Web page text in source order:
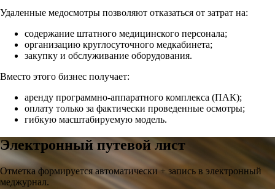
Удаленные медосмотры позволяют отказаться от затрат на:
содержание штатного медицинского персонала;
организацию круглосуточного медкабинета;
закупку и обслуживание оборудования.
Вместо этого бизнес получает:
аренду программно-аппаратного комплекса (ПАК);
оплату только за фактически проведенные осмотры;
гибкую масштабируемую модель.
Электронный путевой лист
Отметка формируется автоматически + запись в электронный
меджурнал.